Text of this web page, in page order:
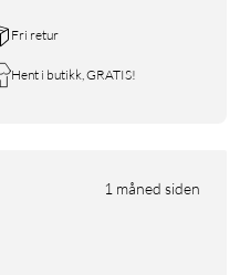
Fri retur
Hent i butikk, GRATIS!
1 måned siden